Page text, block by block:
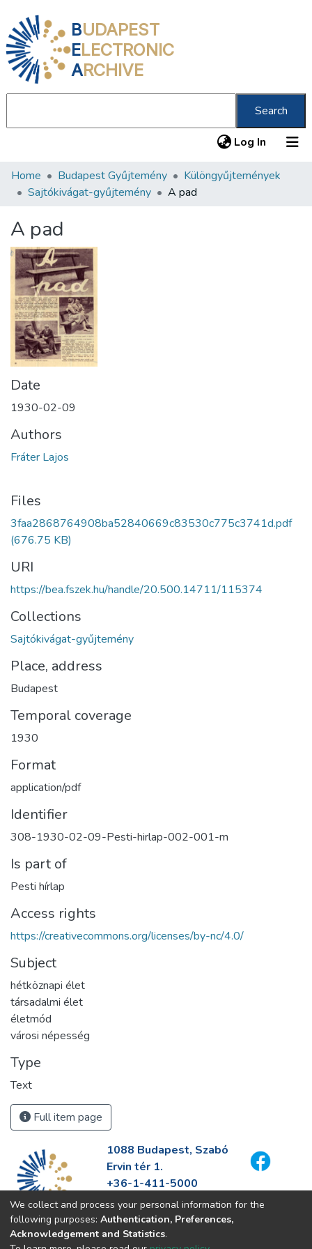
BUDAPEST
ELECTRONIC
ARCHIVE
Search
Log In (current)
Communities & Collections
Statistics
About us
Home Budapest Gyűjtemény
Különgyűjtemények
Sajtókivágat-gyűjtemény
A pad
A pad
Date
1930-02-09
Authors
Fráter Lajos
Files
3faa2868764908ba52840669c83530c775c3741d.pdf
(676.75 KB)
URI
https://bea.fszek.hu/handle/20.500.14711/115374
Collections
Sajtókivágat-gyűjtemény
Place, address
Budapest
Temporal coverage
1930
Format
application/pdf
Identifier
308-1930-02-09-Pesti-hirlap-002-001-m
Is part of
Pesti hírlap
Access rights
https://creativecommons.org/licenses/by-nc/4.0/
Subject
hétköznapi élet
társadalmi élet
életmód
városi népesség
Type
Text
Full item page
1088 Budapest, Szabó
Ervin tér 1.
+36-1-411-5000
info@fszek.hu
https://fszek.hu
We collect and process your personal information for the
following purposes: Authentication, Preferences,
Acknowledgement and Statistics.